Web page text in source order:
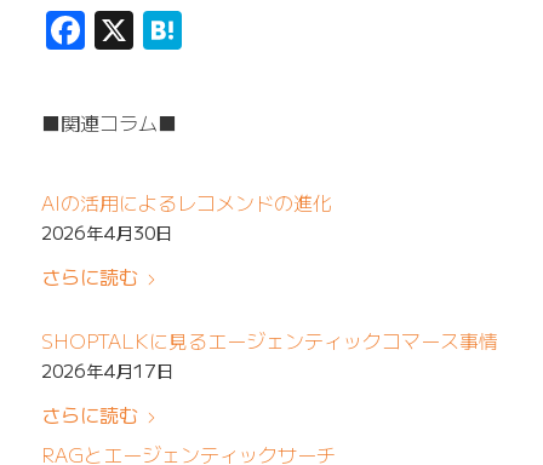
Facebook
X Hatena
■関連コラム■
AIの活用によるレコメンドの進化
2026年4月30日
さらに読む
SHOPTALKに見るエージェンティックコマース事情
2026年4月17日
さらに読む
RAGとエージェンティックサーチ